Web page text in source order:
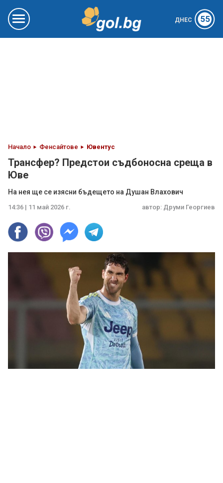
ДНЕС 55
Начало Фенсайтове Ювентус
Трансфер? Предстои съдбоносна среща в
Юве
На нея ще се изясни бъдещето на Душан Влахович
14:36 | 11 май 2026 г. автор: Друми Георгиев